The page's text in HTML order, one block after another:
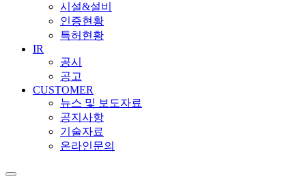
시설&설비
인증현황
특허현황
IR
공시
공고
CUSTOMER
뉴스 및 보도자료
공지사항
기술자료
온라인문의